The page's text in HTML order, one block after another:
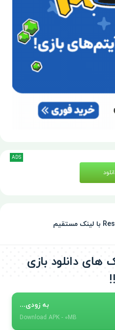
ADS
های دانلود بازی
به زودی...
Download APK - 0MB